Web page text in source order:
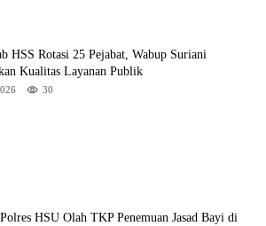
HSS Rotasi 25 Pejabat, Wabup Suriani
Kualitas Layanan Publik
30
HSU Olah TKP Penemuan Jasad Bayi di